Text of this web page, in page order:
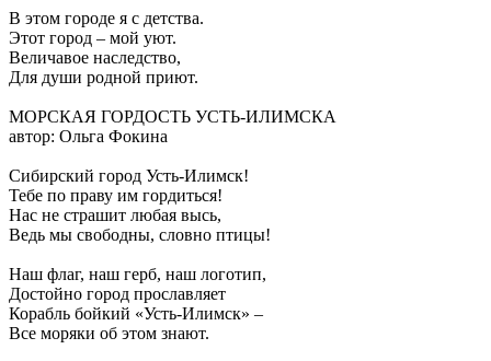
В этом городе я с детства.
Этот город – мой уют.
Величавое наследство,
Для души родной приют.
МОРСКАЯ ГОРДОСТЬ УСТЬ-ИЛИМСКА
автор: Ольга Фокина
Сибирский город Усть-Илимск!
Тебе по праву им гордиться!
Нас не страшит любая высь,
Ведь мы свободны, словно птицы!
Наш флаг, наш герб, наш логотип,
Достойно город прославляет
Корабль бойкий «Усть-Илимск» –
Все моряки об этом знают.